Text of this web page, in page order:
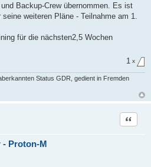
Backup-Crew übernommen. Es ist
weiteren Pläne - Teilnahme am 1.
für die nächsten2,5 Wochen
1 x
Status GDR, gedient in Fremden
- Proton-M
Zitat